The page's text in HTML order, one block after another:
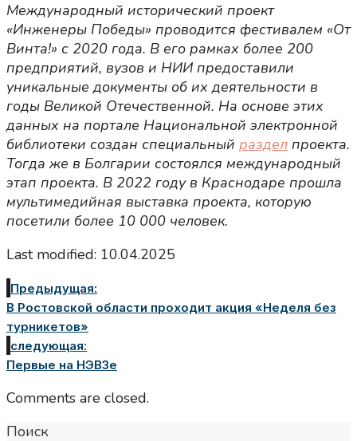
Международный исторический проект
«Инженеры Победы» проводится фестивалем «От
Винта!» с 2020 года. В его рамках более 200
предприятий, вузов и НИИ предоставили
уникальные документы об их деятельности в
годы Великой Отечественной. На основе этих
данных на портале Национальной электронной
библиотеки создан специальный раздел проекта.
Тогда же в Болгарии состоялся международный
этап проекта. В 2022 году в Краснодаре прошла
мультимедийная выставка проекта, которую
посетили более 10 000 человек.
Last modified: 10.04.2025
Предыдущая:
В Ростовской области проходит акция «Неделя без
турникетов»
следующая:
Первые на НЭВЗе
Comments are closed.
Поиск